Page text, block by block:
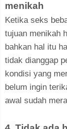
menikah
Ketika seks
tujuan menikah
bahkan hal itu
tidak dianggap
kondisi yang
belum ingin
awal sudah